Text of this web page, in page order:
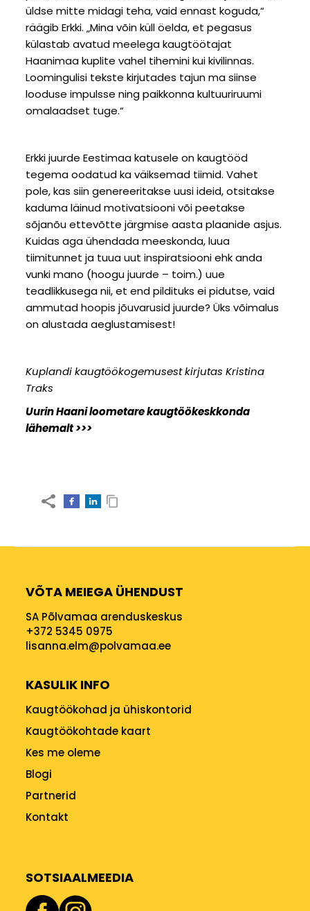
üldse mitte midagi teha, vaid ennast koguda,“
räägib Erkki. „Mina võin küll öelda, et pegasus
külastab avatud meelega kaugtöötajat
Haanimaa kuplite vahel tihemini kui kivilinnas.
Loomingulisi tekste kirjutades tajun ma siinse
looduse impulsse ning paikkonna kultuuriruumi
omalaadset tuge.“
Erkki juurde Eestimaa katusele on kaugtööd
tegema oodatud ka väiksemad tiimid. Vahet
pole, kas siin genereeritakse uusi ideid, otsitakse
kaduma läinud motivatsiooni või peetakse
sõjanõu ettevõtte järgmise aasta plaanide asjus.
Kuidas aga ühendada meeskonda, luua
tiimitunnet ja tuua uut inspiratsiooni ehk anda
vunki mano (hoogu juurde – toim.) uue
teadlikkusega nii, et end pildituks ei pidutse, vaid
ammutad hoopis jõuvarusid juurde? Üks võimalus
on alustada aeglustamisest!
Kuplandi kaugtöökogemusest kirjutas Kristina
Traks
Uurin Haani loometare kaugtöökeskkonda
lähemalt >>>
VÕTA MEIEGA ÜHENDUST
SA Põlvamaa arenduskeskus
+372 5345 0975
lisanna.elm@polvamaa.ee
KASULIK INFO
Kaugtöökohad ja ühiskontorid
Kaugtöökohtade kaart
Kes me oleme
Blogi
Partnerid
Kontakt
SOTSIAALMEEDIA